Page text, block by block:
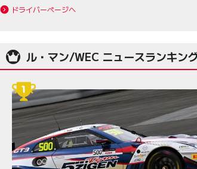
ドライバーページへ
ル・マン/WEC ニュースランキン